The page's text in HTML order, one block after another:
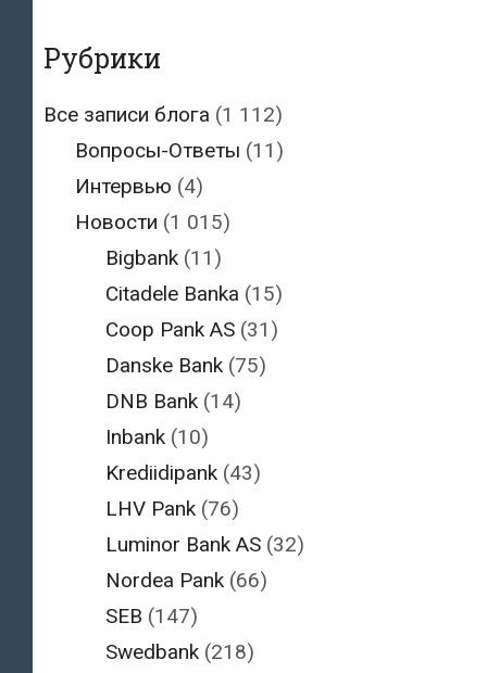
Рубрики
Все записи блога (1 112)
Вопросы-Ответы (11)
Интервью (4)
Новости (1 015)
Bigbank (11)
Citadele Banka (15)
Coop Pank AS (31)
Danske Bank (75)
DNB Bank (14)
Inbank (10)
Krediidipank (43)
LHV Pank (76)
Luminor Bank AS (32)
Nordea Pank (66)
SEB (147)
Swedbank (218)